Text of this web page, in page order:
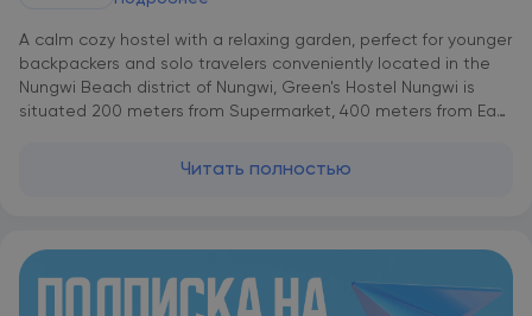
A calm cozy hostel with a relaxing garden, perfect for younger
backpackers and solo travelers conveniently located in the
Nungwi Beach district of Nungwi, Green's Hostel Nungwi is
situated 200 meters from Supermarket, 400 meters from East
The property is located 300 meters from Nungwi Beach. The
accommodation offers a terrace. The area is popular for
cycling, and bike hire is available at Green's Guest House
Читать полностью